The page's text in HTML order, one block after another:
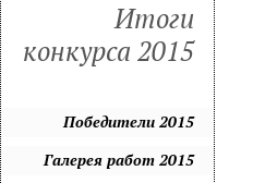
Итоги
конкурса 2015
Победители 2015
Галерея работ 2015